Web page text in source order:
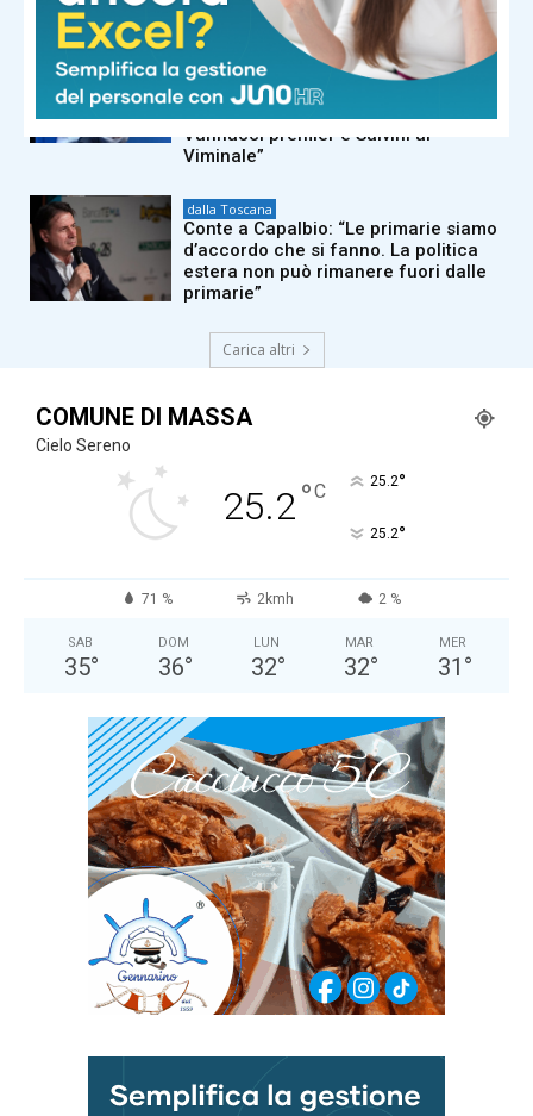
dalla Toscana
Renzi in Versiliana: “Il problema non
sono le primarie. Ma Meloni che
Vannacci premier e Salvini al
Viminale”
dalla Toscana
Conte a Capalbio: “Le primarie siamo
d’accordo che si fanno. La politica
estera non può rimanere fuori dalle
primarie”
Carica altri
COMUNE DI MASSA
Cielo Sereno
25.2°C 25.2°
25.2°
71 % 2kmh 2 %
SAB
35°
DOM
36°
LUN
32°
MAR
32°
MER
31 °